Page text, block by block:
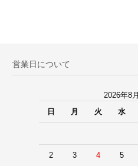
営業日について
2026年8月
日
月 火 水
2 3 4 5